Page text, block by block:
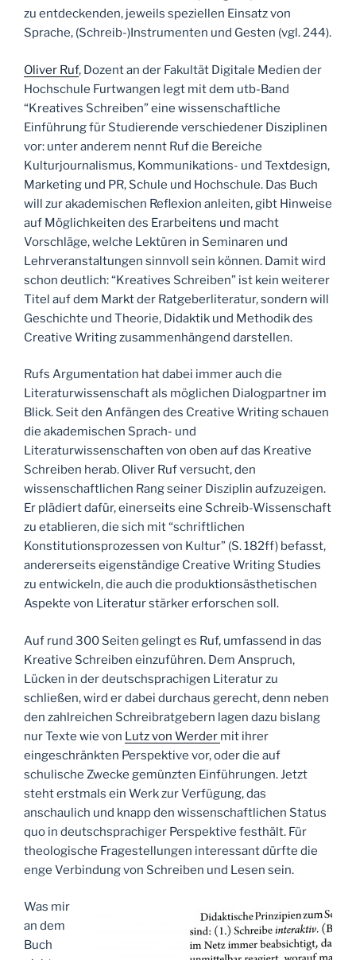
zu entdeckenden, jeweils speziellen Einsatz von
Sprache, (Schreib-)Instrumenten und Gesten (vgl. 244).
Oliver Ruf, Dozent an der Fakultät Digitale Medien der
Hochschule Furtwangen legt mit dem utb-Band
“Kreatives Schreiben” eine wissenschaftliche
Einführung für Studierende verschiedener Disziplinen
vor: unter anderem nennt Ruf die Bereiche
Kulturjournalismus, Kommunikations- und Textdesign,
Marketing und PR, Schule und Hochschule. Das Buch
will zur akademischen Reflexion anleiten, gibt Hinweise
auf Möglichkeiten des Erarbeitens und macht
Vorschläge, welche Lektüren in Seminaren und
Lehrveranstaltungen sinnvoll sein können. Damit wird
schon deutlich: “Kreatives Schreiben” ist kein weiterer
Titel auf dem Markt der Ratgeberliteratur, sondern will
Geschichte und Theorie, Didaktik und Methodik des
Creative Writing zusammenhängend darstellen.
Rufs Argumentation hat dabei immer auch die
Literaturwissenschaft als möglichen Dialogpartner im
Blick. Seit den Anfängen des Creative Writing schauen
die akademischen Sprach- und
Literaturwissenschaften von oben auf das Kreative
Schreiben herab. Oliver Ruf versucht, den
wissenschaftlichen Rang seiner Disziplin aufzuzeigen.
Er plädiert dafür, einerseits eine Schreib-Wissenschaft
zu etablieren, die sich mit “schriftlichen
Konstitutionsprozessen von Kultur” (S. 182ff) befasst,
andererseits eigenständige Creative Writing Studies
zu entwickeln, die auch die produktionsästhetischen
Aspekte von Literatur stärker erforschen soll.
Auf rund 300 Seiten gelingt es Ruf, umfassend in das
Kreative Schreiben einzuführen. Dem Anspruch,
Lücken in der deutschsprachigen Literatur zu
schließen, wird er dabei durchaus gerecht, denn neben
den zahlreichen Schreibratgebern lagen dazu bislang
nur Texte wie von Lutz von Werder mit ihrer
eingeschränkten Perspektive vor, oder die auf
schulische Zwecke gemünzten Einführungen. Jetzt
steht erstmals ein Werk zur Verfügung, das
anschaulich und knapp den wissenschaftlichen Status
quo in deutschsprachiger Perspektive festhält. Für
theologische Fragestellungen interessant dürfte die
enge Verbindung von Schreiben und Lesen sein.
Was mir
an dem
Buch